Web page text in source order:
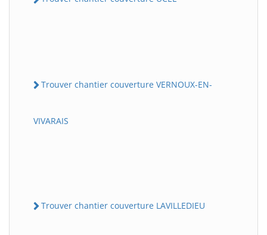
Trouver chantier couverture VERNOUX-EN-
VIVARAIS
Trouver chantier couverture LAVILLEDIEU